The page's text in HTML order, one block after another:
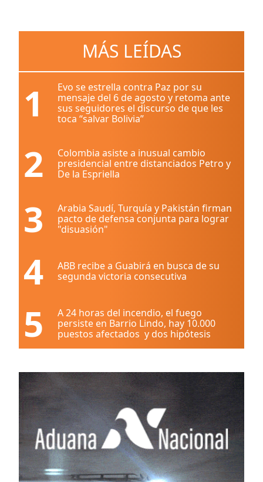
MÁS LEÍDAS
1
Evo se estrella contra Paz por su
mensaje del 6 de agosto y retoma ante
sus seguidores el discurso de que les
toca “salvar Bolivia”
2
Colombia asiste a inusual cambio
presidencial entre distanciados Petro y
De la Espriella
3
Arabia Saudí, Turquía y Pakistán firman
pacto de defensa conjunta para lograr
"disuasión"
4
ABB recibe a Guabirá en busca de su
segunda victoria consecutiva
5
A 24 horas del incendio, el fuego
persiste en Barrio Lindo, hay 10.000
puestos afectados y dos hipótesis